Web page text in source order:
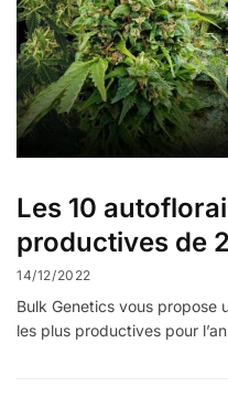
Les 10
productives de
14/12/2022
Bulk Genetics vous propose
les plus productives pour